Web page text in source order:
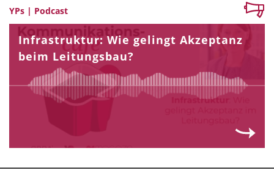
YPs | Podcast
Infrastruktur: Wie gelingt Akzeptanz
beim Leitungsbau?